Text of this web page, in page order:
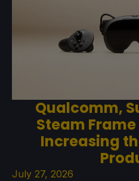
Qualcomm,
Steam
Increasing
July 27, 2026